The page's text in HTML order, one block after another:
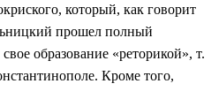
который, как говорит
прошел полный
образование «реторикой», т.
Кроме того,